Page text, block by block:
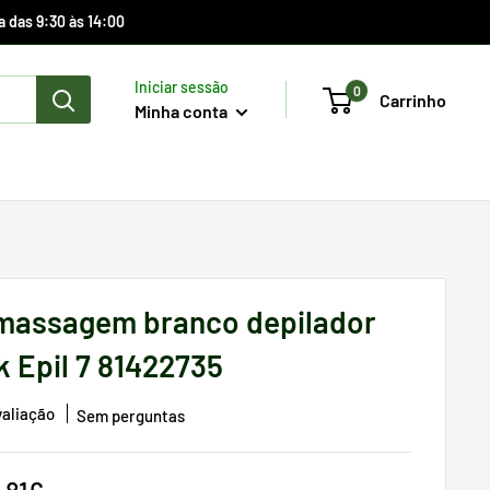
9:30 às 14:00
Iniciar sessão
Minha conta
0 Carrinho
branco depilador
Epil 7 81422735
Sem perguntas